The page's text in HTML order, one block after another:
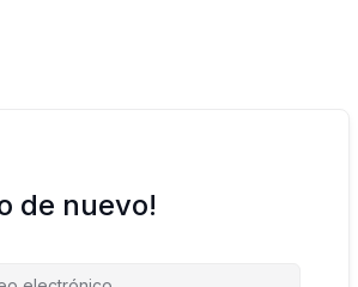
de nuevo!